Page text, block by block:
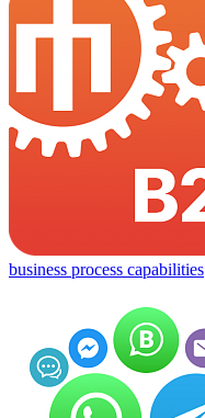
business process capabilities